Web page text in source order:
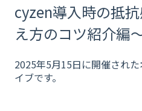
cyzen導入時の抵
え方のコツ紹介編
2025年5月15日に開催され
イブです。